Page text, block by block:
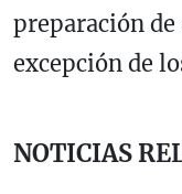
preparación
excepción de
NOTICIAS